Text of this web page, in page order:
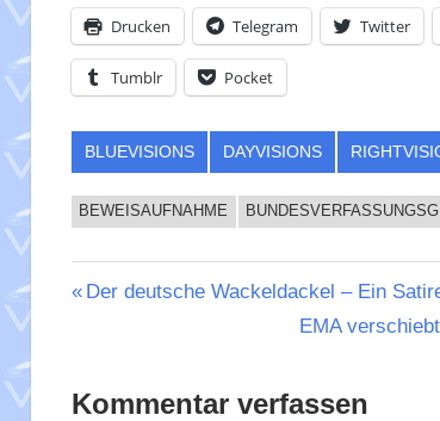
Drucken Telegram Twitter
Tumblr Pocket
BLUEVISIONS DAYVISIONS
BEWEISAUFNAHME
Beitragsnavigation
Vorheriger
Der deutsche Wackeldackel – Ein
Nächster
EMA
Kommentar verfassen